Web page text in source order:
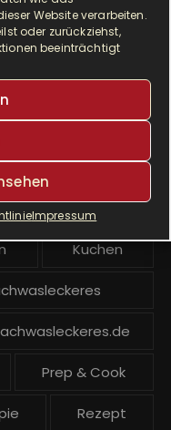
Website verarbeiten.
oder zurückziehst,
beeinträchtigt
Impressum
kochen
Perfect Gourmet
Rezepte
Kuchen
Prep & Cook
Rezept